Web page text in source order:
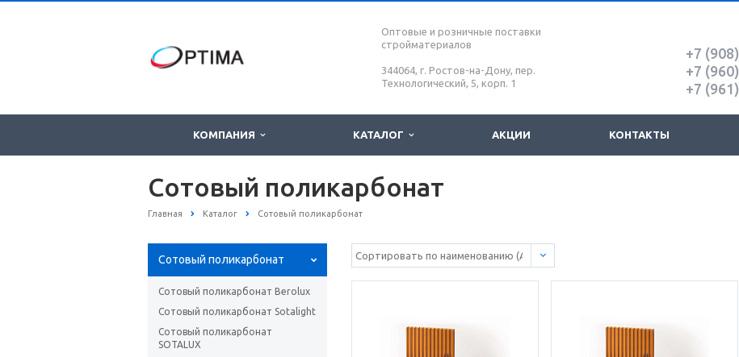
Оптовые и розничные поставки
стройматериалов
344064, г. Ростов-на-Дону, пер.
Технологический, 5, корп. 1
+7 (908)
+7 (960)
+7 (961)
КОМПАНИЯ КАТАЛОГ АКЦИИ КОНТАКТЫ
Сотовый поликарбонат
Главная Каталог Сотовый поликарбонат
Сотовый поликарбонат
Сотовый поликарбонат Berolux
Сотовый поликарбонат Sotаlight
Сотовый поликарбонат
SOTALUX